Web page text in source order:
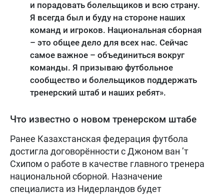
и порадовать болельщиков и всю страну.
Я всегда был и буду на стороне наших
команд и игроков. Национальная сборная
– это общее дело для всех нас. Сейчас
самое важное – объединиться вокруг
команды. Я призываю футбольное
сообщество и болельщиков поддержать
тренерский штаб и наших ребят».
Что известно о новом тренерском штабе
Ранее Казахстанская федерация футбола
достигла договорённости с Джоном ван ’т
Схипом о работе в качестве главного тренера
национальной сборной. Назначение
специалиста из Нидерландов будет